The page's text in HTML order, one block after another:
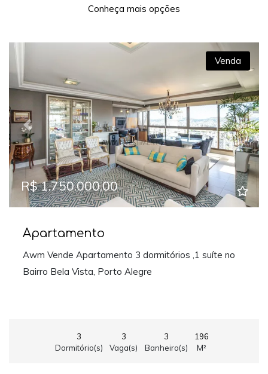
Conheça mais opções
Previous Next
Venda
R$ 1.750.000,00
Apartamento
Awm Vende Apartamento 3 dormitórios ,1 suíte no
Bairro Bela Vista, Porto Alegre
3
Dormitório(s)
3
Vaga(s)
3
Banheiro(s)
196
M²